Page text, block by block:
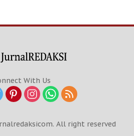
With Us
All right reserved